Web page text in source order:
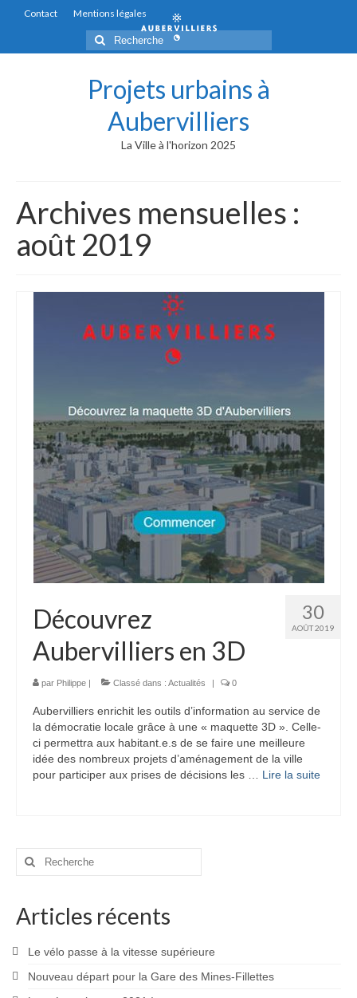
Contact Mentions légales
Rechercher
:
Projets urbains à
Aubervilliers
La Ville à l'horizon 2025
Archives mensuelles :
août 2019
30
AOÛT 2019
Découvrez
Aubervilliers en 3D
par Philippe | Classé dans : Actualités | 0
Aubervilliers enrichit les outils d’information au service de
la démocratie locale grâce à une « maquette 3D ». Celle-
ci permettra aux habitant.e.s de se faire une meilleure
idée des nombreux projets d’aménagement de la ville
pour participer aux prises de décisions les … Lire la suite­­
Rechercher
Articles récents
Le vélo passe à la vitesse supérieure
Nouveau départ pour la Gare des Mines-Fillettes